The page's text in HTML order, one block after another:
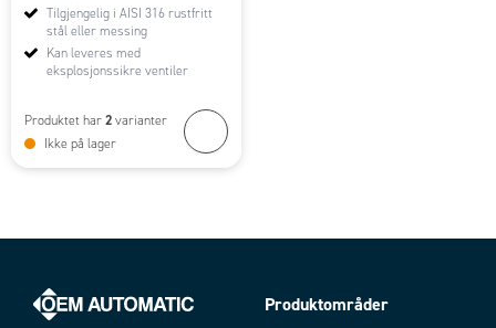
Tilgjengelig i AISI 316 rustfritt
stål eller messing
Kan leveres med
eksplosjonssikre ventiler
Produktet har 2 varianter
Ikke på lager
Produktområder